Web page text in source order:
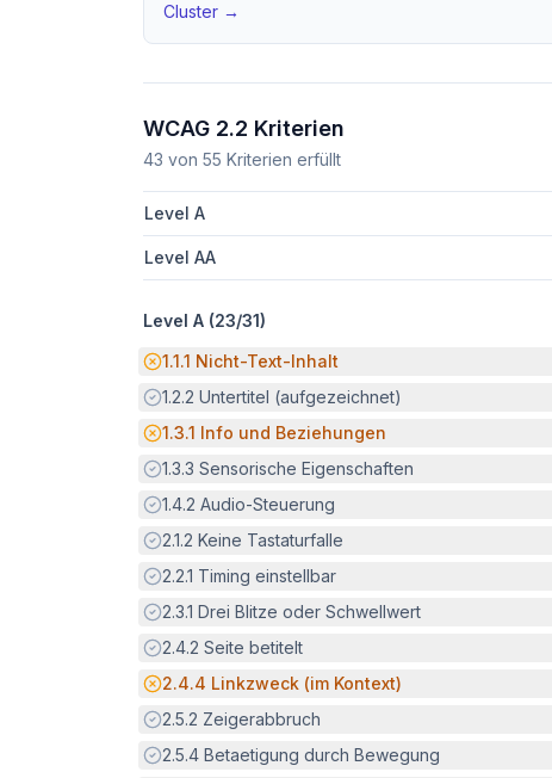
Cluster →
WCAG 2.2 Kriterien
43 von 55 Kriterien erfüllt
Level A
Level AA
Level A (23/31)
Potenzielle Barriere:
1.1.1 Nicht-Text-Inhalt
Erfüllt:
1.2.2 Untertitel (aufgezeichnet)
Potenzielle Barriere:
1.3.1 Info und Beziehungen
Erfüllt:
1.3.3 Sensorische Eigenschaften
Erfüllt:
1.4.2 Audio-Steuerung
Erfüllt:
2.1.2 Keine Tastaturfalle
Erfüllt:
2.2.1 Timing einstellbar
Erfüllt:
2.3.1 Drei Blitze oder Schwellwert
Erfüllt:
2.4.2 Seite betitelt
Potenzielle Barriere:
2.4.4 Linkzweck (im Kontext)
Erfüllt:
2.5.2 Zeigerabbruch
Erfüllt:
2.5.4 Betaetigung durch Bewegung